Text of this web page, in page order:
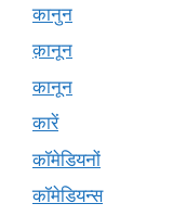
कानुन
क़ानून
कानून
कारें
कॉमेडियनों
कॉमेडियन्स